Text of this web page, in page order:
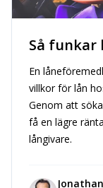
Så funkar
En
villkor för lån
Genom att
få en lägre
långivare.